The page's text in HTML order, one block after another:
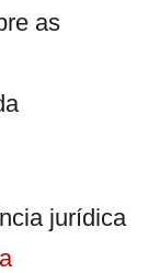
as
jurídica